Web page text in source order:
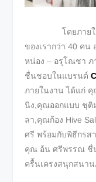
โดยภายในงา
ของเรากว่า 40 ค
หน่อง – อรุโณชา ภ
ชื่นชอบในแบรนด์
ภายในงาน ได้แก่
นิง,คุณออกแบบ ชุ
ลา,คุณก้อง Hive
ศรี พร้อมกับพิธีกรส
คุณ อ้น ศรีพรรณ ชื่
ครื้นเครงสนุกสนา